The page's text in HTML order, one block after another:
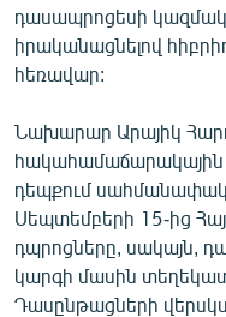
ՓՈԴՔԱՍԹ
Հայերեն
English
Русский
ՀԵՏԵՎԵՔ ՄԵԶ
դասապրոցեսի
իրականացնելով
հեռավար:
Նախարար Արայիկ
հակահամաճարակային
դեպքում
Սեպտեմբերի 15-ից
դպրոցները, սակայն,
կարգի մասին
Դասընթացների